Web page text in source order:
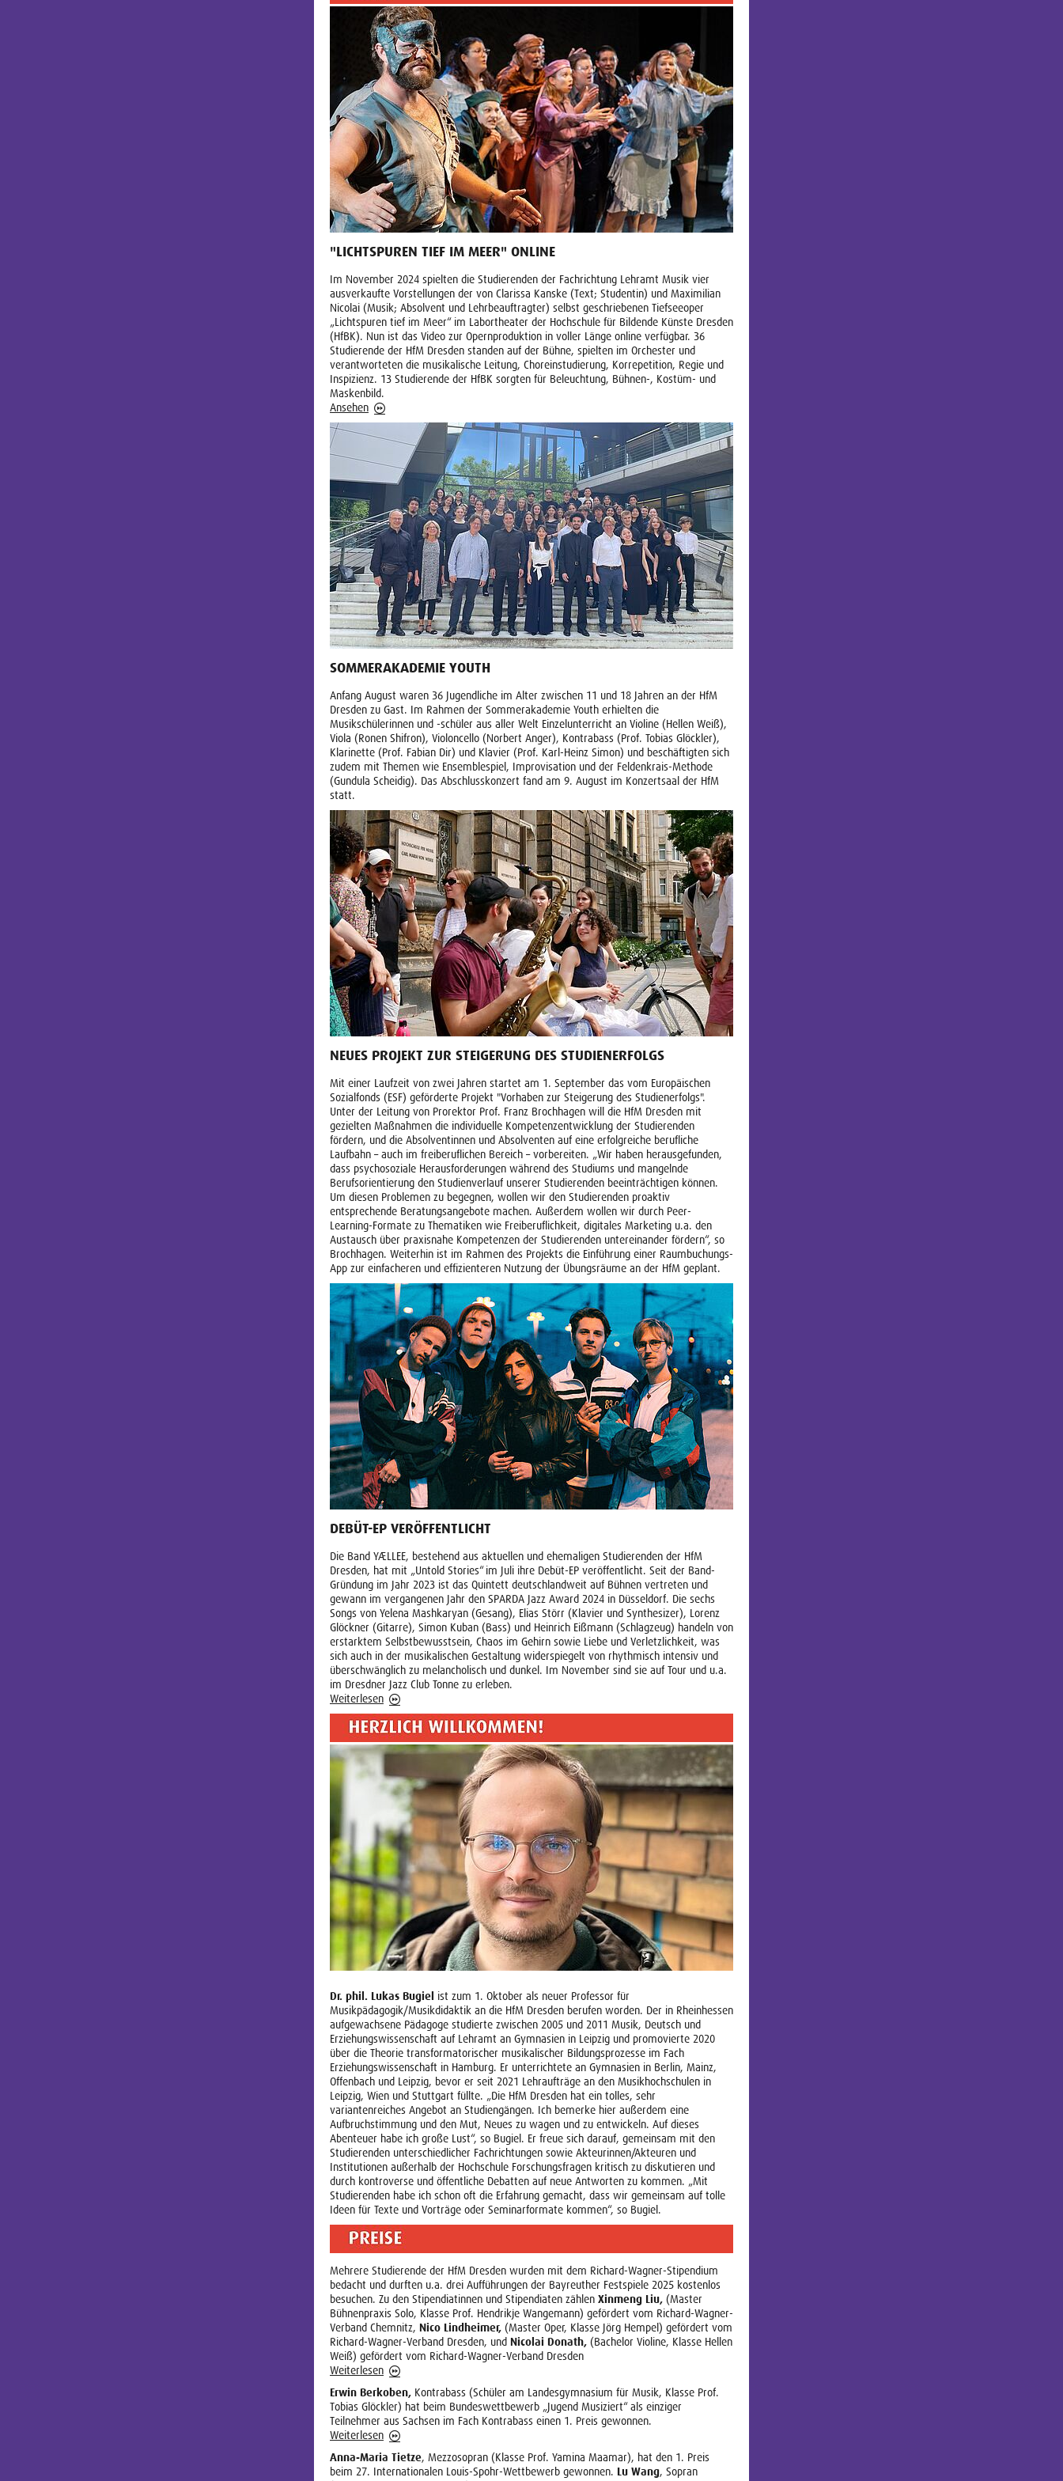
"LICHTSPUREN TIEF IM MEER" ONLINE
Im November 2024 spielten die Studierenden der Fachrichtung Lehramt Musik vier
ausverkaufte Vorstellungen der von Clarissa Kanske (Text; Studentin) und Maximilian
Nicolai (Musik; Absolvent und Lehrbeauftragter) selbst geschriebenen Tiefseeoper
„Lichtspuren tief im Meer“ im Labortheater der Hochschule für Bildende Künste Dresden
(HfBK). Nun ist das Video zur Opernproduktion in voller Länge online verfügbar. 36
Studierende der HfM Dresden standen auf der Bühne, spielten im Orchester und
verantworteten die musikalische Leitung, Choreinstudierung, Korrepetition, Regie und
Inspizienz. 13 Studierende der HfBK sorgten für Beleuchtung, Bühnen-, Kostüm- und
Maskenbild.
Ansehen
SOMMERAKADEMIE YOUTH
Anfang August waren 36 Jugendliche im Alter zwischen 11 und 18 Jahren an der HfM
Dresden zu Gast. Im Rahmen der Sommerakademie Youth erhielten die
Musikschülerinnen und -schüler aus aller Welt Einzelunterricht an Violine (Hellen Weiß),
Viola (Ronen Shifron), Violoncello (Norbert Anger), Kontrabass (Prof. Tobias Glöckler),
Klarinette (Prof. Fabian Dir) und Klavier (Prof. Karl-Heinz Simon) und beschäftigten sich
zudem mit Themen wie Ensemblespiel, Improvisation und der Feldenkrais-Methode
(Gundula Scheidig). Das Abschlusskonzert fand am 9. August im Konzertsaal der HfM
statt.
NEUES PROJEKT ZUR STEIGERUNG DES STUDIENERFOLGS
Mit einer Laufzeit von zwei Jahren startet am 1. September das vom Europäischen
Sozialfonds (ESF) geförderte Projekt "Vorhaben zur Steigerung des Studienerfolgs".
Unter der Leitung von Prorektor Prof. Franz Brochhagen will die HfM Dresden mit
gezielten Maßnahmen die individuelle Kompetenzentwicklung der Studierenden
fördern, und die Absolventinnen und Absolventen auf eine erfolgreiche berufliche
Laufbahn – auch im freiberuflichen Bereich – vorbereiten. „Wir haben herausgefunden,
dass psychosoziale Herausforderungen während des Studiums und mangelnde
Berufsorientierung den Studienverlauf unserer Studierenden beeinträchtigen können.
Um diesen Problemen zu begegnen, wollen wir den Studierenden proaktiv
entsprechende Beratungsangebote machen. Außerdem wollen wir durch Peer-
Learning-Formate zu Thematiken wie Freiberuflichkeit, digitales Marketing u.a. den
Austausch über praxisnahe Kompetenzen der Studierenden untereinander fördern“, so
Brochhagen. Weiterhin ist im Rahmen des Projekts die Einführung einer Raumbuchungs-
App zur einfacheren und effizienteren Nutzung der Übungsräume an der HfM geplant.
DEBÜT-EP VERÖFFENTLICHT
Die Band YÆLLEE, bestehend aus aktuellen und ehemaligen Studierenden der HfM
Dresden, hat mit „Untold Stories“ im Juli ihre Debüt-EP veröffentlicht. Seit der Band-
Gründung im Jahr 2023 ist das Quintett deutschlandweit auf Bühnen vertreten und
gewann im vergangenen Jahr den SPARDA Jazz Award 2024 in Düsseldorf. Die sechs
Songs von Yelena Mashkaryan (Gesang), Elias Störr (Klavier und Synthesizer), Lorenz
Glöckner (Gitarre), Simon Kuban (Bass) und Heinrich Eißmann (Schlagzeug) handeln von
erstarktem Selbstbewusstsein, Chaos im Gehirn sowie Liebe und Verletzlichkeit, was
sich auch in der musikalischen Gestaltung widerspiegelt von rhythmisch intensiv und
überschwänglich zu melancholisch und dunkel. Im November sind sie auf Tour und u.a.
im Dresdner Jazz Club Tonne zu erleben.
Weiterlesen
Dr. phil. Lukas Bugiel ist zum 1. Oktober als neuer Professor für
Musikpädagogik/Musikdidaktik an die HfM Dresden berufen worden. Der in Rheinhessen
aufgewachsene Pädagoge studierte zwischen 2005 und 2011 Musik, Deutsch und
Erziehungswissenschaft auf Lehramt an Gymnasien in Leipzig und promovierte 2020
über die Theorie transformatorischer musikalischer Bildungsprozesse im Fach
Erziehungswissenschaft in Hamburg. Er unterrichtete an Gymnasien in Berlin, Mainz,
Offenbach und Leipzig, bevor er seit 2021 Lehraufträge an den Musikhochschulen in
Leipzig, Wien und Stuttgart füllte. „Die HfM Dresden hat ein tolles, sehr
variantenreiches Angebot an Studiengängen. Ich bemerke hier außerdem eine
Aufbruchstimmung und den Mut, Neues zu wagen und zu entwickeln. Auf dieses
Abenteuer habe ich große Lust“, so Bugiel. Er freue sich darauf, gemeinsam mit den
Studierenden unterschiedlicher Fachrichtungen sowie Akteurinnen/Akteuren und
Institutionen außerhalb der Hochschule Forschungsfragen kritisch zu diskutieren und
durch kontroverse und öffentliche Debatten auf neue Antworten zu kommen. „Mit
Studierenden habe ich schon oft die Erfahrung gemacht, dass wir gemeinsam auf tolle
Ideen für Texte und Vorträge oder Seminarformate kommen“, so Bugiel.
Mehrere Studierende der HfM Dresden wurden mit dem Richard-Wagner-Stipendium
bedacht und durften u.a. drei Aufführungen der Bayreuther Festspiele 2025 kostenlos
besuchen. Zu den Stipendiatinnen und Stipendiaten zählen Xinmeng Liu, (Master
Bühnenpraxis Solo, Klasse Prof. Hendrikje Wangemann) gefördert vom Richard-Wagner-
Verband Chemnitz, Nico Lindheimer, (Master Oper, Klasse Jörg Hempel) gefördert vom
Richard-Wagner-Verband Dresden, und Nicolai Donath, (Bachelor Violine, Klasse Hellen
Weiß) gefördert vom Richard-Wagner-Verband Dresden
Weiterlesen
Erwin Berkoben, Kontrabass (Schüler am Landesgymnasium für Musik, Klasse Prof.
Tobias Glöckler) hat beim Bundeswettbewerb „Jugend Musiziert“ als einziger
Teilnehmer aus Sachsen im Fach Kontrabass einen 1. Preis gewonnen.
Weiterlesen
Anna-Maria Tietze, Mezzosopran (Klasse Prof. Yamina Maamar), hat den 1. Preis
beim 27. Internationalen Louis-Spohr-Wettbewerb gewonnen. Lu Wang, Sopran